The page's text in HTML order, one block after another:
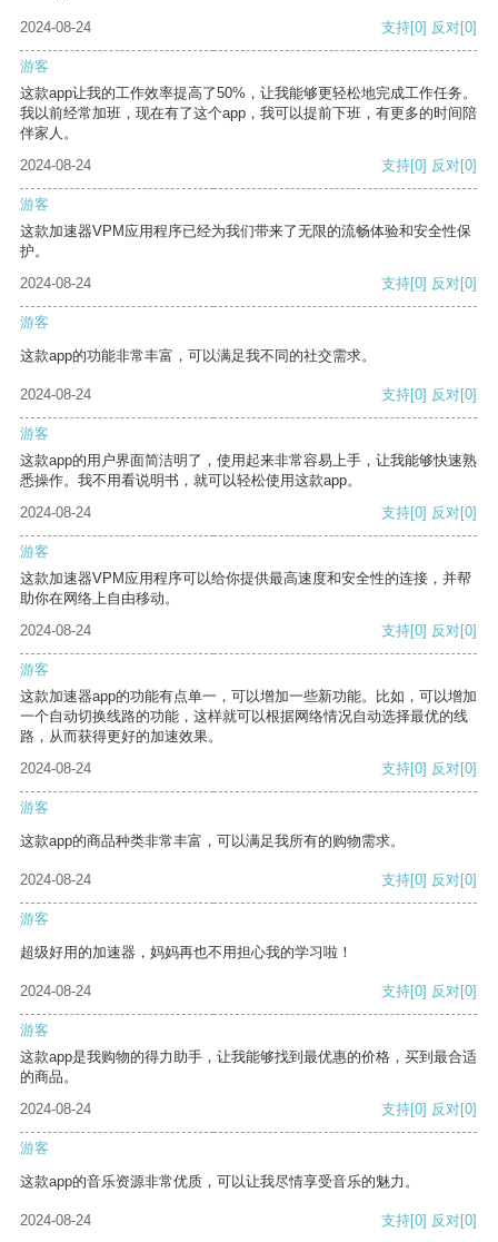
2024-08-24 支持[0] 反对[0]
游客
这款app让我的工作效率提高了50%，让我能够更轻松地完成工作任务。
我以前经常加班，现在有了这个app，我可以提前下班，有更多的时间陪
伴家人。
2024-08-24
支持[0] 反对[0]
游客
这款加速器VPM应用程序已经为我们带来了无限的流畅体验和安全性保
护。
2024-08-24
支持[0] 反对[0]
游客
这款app的功能非常丰富，可以满足我不同的社交需求。
2024-08-24 支持[0] 反对[0]
游客
这款app的用户界面简洁明了，使用起来非常容易上手，让我能够快速熟
悉操作。我不用看说明书，就可以轻松使用这款app。
2024-08-24
支持[0] 反对[0]
游客
这款加速器VPM应用程序可以给你提供最高速度和安全性的连接，并帮
助你在网络上自由移动。
2024-08-24
支持[0] 反对[0]
游客
这款加速器app的功能有点单一，可以增加一些新功能。比如，可以增加
一个自动切换线路的功能，这样就可以根据网络情况自动选择最优的线
路，从而获得更好的加速效果。
2024-08-24
支持[0] 反对[0]
游客
这款app的商品种类非常丰富，可以满足我所有的购物需求。
2024-08-24 支持[0] 反对[0]
游客
超级好用的加速器，妈妈再也不用担心我的学习啦！
2024-08-24 支持[0] 反对[0]
游客
这款app是我购物的得力助手，让我能够找到最优惠的价格，买到最合适
的商品。
2024-08-24
支持[0] 反对[0]
游客
这款app的音乐资源非常优质，可以让我尽情享受音乐的魅力。
2024-08-24 支持[0] 反对[0]